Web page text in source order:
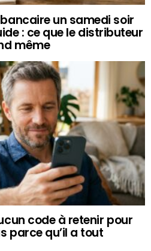
un samedi soir
: ce que le distributeur
même
code à retenir pour
parce qu’il a tout